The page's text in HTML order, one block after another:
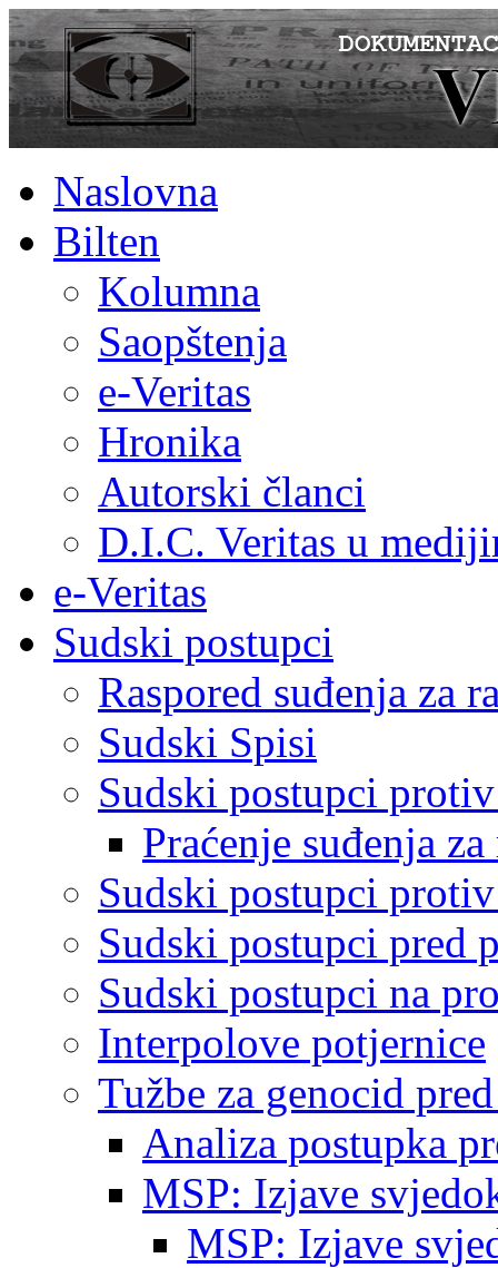
Naslovna
Bilten
Kolumna
Saopštenja
e-Veritas
Hronika
Autorski članci
D.I.C. Veritas u
e-Veritas
Sudski postupci
Raspored suđenja za
Sudski Spisi
Sudski postupci
Praćenje suđenja
Sudski postupci
Sudski postupci pred
Sudski postupci na
Interpolove potjernice
Tužbe za genocid
Analiza postupka
MSP: Izjave
MSP: Izjave